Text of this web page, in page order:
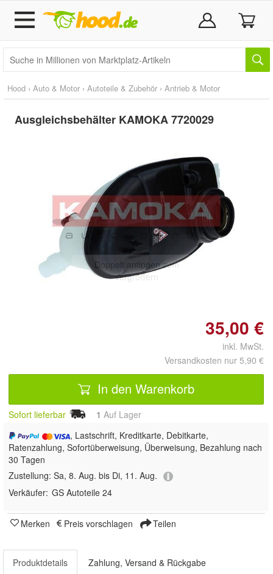
Hood › Auto & Motor › Autoteile & Zubehör › Antrieb & Motor
Ausgleichsbehälter KAMOKA 7720029
Doppelt antippen zum
vergrößern
35,00 €
inkl. MwSt.
Versandkosten nur 5,90 €
In den Warenkorb
Sofort lieferbar 1 Auf Lager
, Lastschrift, Kreditkarte, Debitkarte,
Ratenzahlung, Sofortüberweisung, Überweisung, Bezahlung nach
30 Tagen
Zustellung: Sa, 8. Aug. bis Di, 11. Aug.
Verkäufer: GS Autoteile 24
Merken Preis vorschlagen Teilen
Produktdetails Zahlung, Versand & Rückgabe